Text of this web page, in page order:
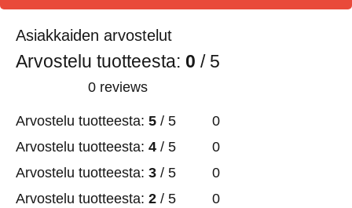
Asiakkaiden arvostelut
Arvostelu tuotteesta: 0 / 5
0 reviews
Arvostelu tuotteesta: 5 / 5
0
Arvostelu tuotteesta: 4 / 5
0
Arvostelu tuotteesta: 3 / 5
0
Arvostelu tuotteesta: 2 / 5
0